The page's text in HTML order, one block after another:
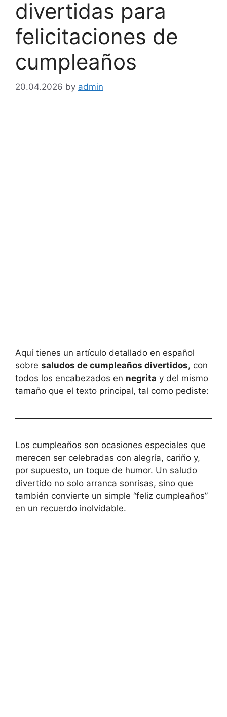
divertidas para
felicitaciones de
cumpleaños
20.04.2026 by admin
Aquí tienes un artículo detallado en español
sobre saludos de cumpleaños divertidos, con
todos los encabezados en negrita y del mismo
tamaño que el texto principal, tal como pediste:
Los cumpleaños son ocasiones especiales que
merecen ser celebradas con alegría, cariño y,
por supuesto, un toque de humor. Un saludo
divertido no solo arranca sonrisas, sino que
también convierte un simple “feliz cumpleaños”
en un recuerdo inolvidable.